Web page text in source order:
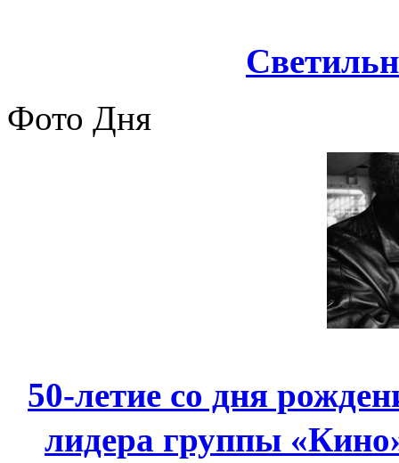
Фото Дня
50-летие со дня
лидера группы